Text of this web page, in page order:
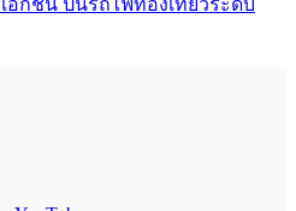
อกชน ปั้นรถไฟท่องเที่ยวระดับ